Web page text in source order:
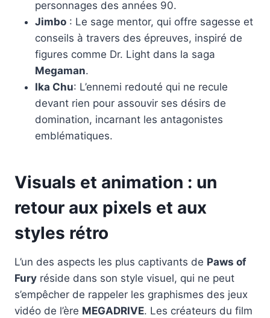
personnages des années 90.
Jimbo : Le sage mentor, qui offre sagesse et
conseils à travers des épreuves, inspiré de
figures comme Dr. Light dans la saga
Megaman.
Ika Chu: L’ennemi redouté qui ne recule
devant rien pour assouvir ses désirs de
domination, incarnant les antagonistes
emblématiques.
Visuals et animation : un
retour aux pixels et aux
styles rétro
L’un des aspects les plus captivants de Paws of
Fury réside dans son style visuel, qui ne peut
s’empêcher de rappeler les graphismes des jeux
vidéo de l’ère MEGADRIVE. Les créateurs du film